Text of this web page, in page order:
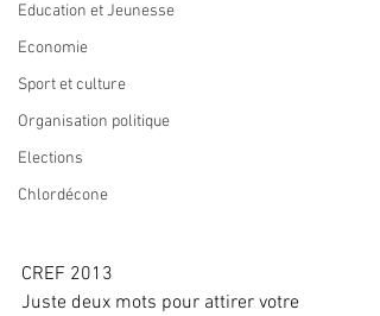
Education et Jeunesse
Economie
Sport et culture
Organisation politique
Elections
Chlordécone
CREF 2013
Juste deux mots pour attirer votre